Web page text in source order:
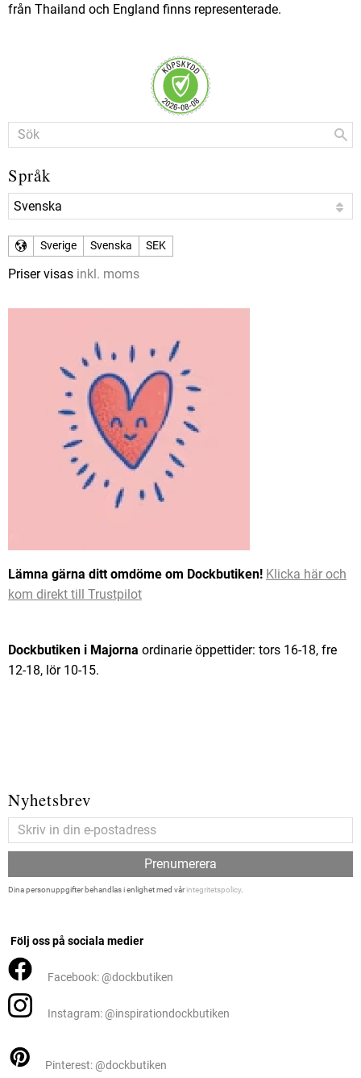
från Thailand och England finns representerade.
Språk
Sverige Svenska SEK
Priser visas inkl. moms
Lämna gärna ditt omdöme om Dockbutiken! Klicka här och
kom direkt till Trustpilot
Dockbutiken i Majorna ordinarie öppettider: tors 16-18, fre
12-18, lör 10-15.
Nyhetsbrev
Prenumerera
Dina personuppgifter behandlas i enlighet med vårintegritetspolicy.
Följ oss på sociala medier
Facebook: @dockbutiken
Instagram: @inspirationdockbutiken
Pinterest: @dockbutiken